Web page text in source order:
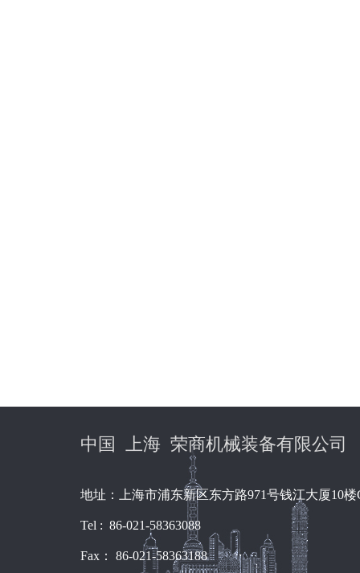
中国 上海 荣商机械装备有限公司
地址：上海市浦东新区东方路971号钱江大厦10楼
Tel : 86-021-58363088
Fax： 86-021-58363188